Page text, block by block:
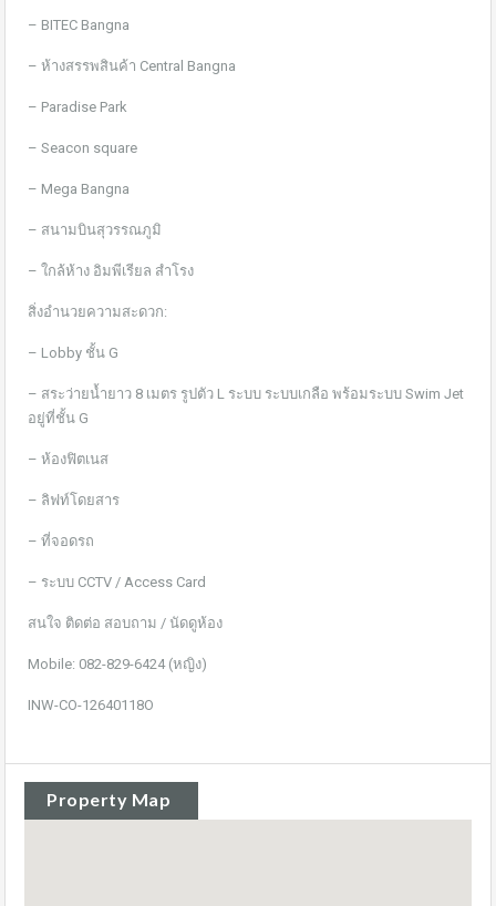
– BITEC Bangna
– ห้างสรรพสินค้า Central Bangna
– Paradise Park
– Seacon square
– Mega Bangna
– สนามบินสุวรรณภูมิ
– ใกล้ห้าง อิมพีเรียล สำโรง
สิ่งอำนวยความสะดวก:
– Lobby ชั้น G
– สระว่ายน้ำยาว 8 เมตร รูปตัว L ระบบ ระบบเกลือ พร้อมระบบ Swim Jet
อยู่ที่ชั้น G
– ห้องฟิตเนส
– ลิฟท์โดยสาร
– ที่จอดรถ
– ระบบ CCTV / Access Card
สนใจ ติดต่อ สอบถาม / นัดดูห้อง
Mobile: 082-829-6424 (หญิง)
INW-CO-12640118O
Property Map